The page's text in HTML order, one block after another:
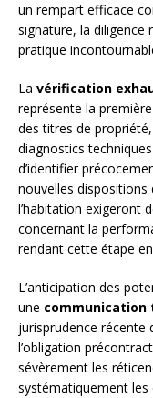
un rempart efficace
signature, la diligence
pratique
La vérification
représente la
des titres de
diagnostics
d’identifier
nouvelles dispositions
l’habitation exigeront
concernant la
rendant cette étape
L’anticipation des
une communication
jurisprudence récente
l’obligation
sévèrement les
systématiquement les